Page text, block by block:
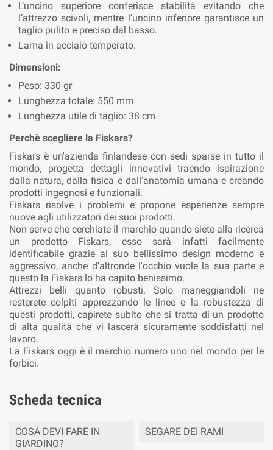
L’uncino superiore conferisce stabilità evitando che
l’attrezzo scivoli, mentre l’uncino inferiore garantisce un
taglio pulito e preciso dal basso.
Lama in acciaio temperato.
Dimensioni:
Peso: 330 gr
Lunghezza totale: 550 mm
Lunghezza utile di taglio: 38 cm
Perchè scegliere la Fiskars?
Fiskars è un'azienda finlandese con sedi sparse in tutto il
mondo, progetta dettagli innovativi traendo ispirazione
dalla natura, dalla fisica e dall’anatomia umana e creando
prodotti ingegnosi e funzionali.
Fiskars risolve i problemi e propone esperienze sempre
nuove agli utilizzatori dei suoi prodotti.
Non serve che cerchiate il marchio quando siete alla ricerca
un prodotto Fiskars, esso sarà infatti facilmente
identificabile grazie al suo bellissimo design moderno e
aggressivo, anche d'altronde l'occhio vuole la sua parte e
questo la Fiskars lo ha capito benissimo.
Attrezzi belli quanto robusti. Solo maneggiandoli ne
resterete colpiti apprezzando le linee e la robustezza di
questi prodotti, capirete subito che si tratta di un prodotto
di alta qualità che vi lascerà sicuramente soddisfatti nel
lavoro.
La Fiskars oggi è il marchio numero uno nel mondo per le
forbici.
Scheda tecnica
COSA DEVI FARE IN
GIARDINO?
SEGARE DEI RAMI